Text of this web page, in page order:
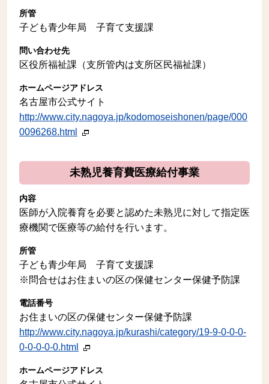
所管
子ども青少年局 子育て支援課
問い合わせ先
区役所福祉課（支所管内は支所区民福祉課）
ホームページアドレス
名古屋市公式サイト
http://www.city.nagoya.jp/kodomoseishonen/page/000
0096268.html
未熟児養育費医療給付事業
内容
医師が入院養育を必要と認めた未熟児に対して指定医
療機関で医療等の給付を行います。
所管
子ども青少年局 子育て支援課
※問合せはお住まいの区の保健センター保健予防課
電話番号
お住まいの区の保健センター保健予防課
http://www.city.nagoya.jp/kurashi/category/19-9-0-0-0-
0-0-0-0-0.html
ホームページアドレス